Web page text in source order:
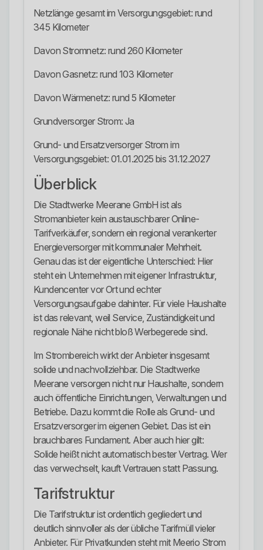
Netzlänge gesamt im Versorgungsgebiet: rund
345 Kilometer
Davon Stromnetz: rund 260 Kilometer
Davon Gasnetz: rund 103 Kilometer
Davon Wärmenetz: rund 5 Kilometer
Grundversorger Strom: Ja
Grund- und Ersatzversorger Strom im
Versorgungsgebiet: 01.01.2025 bis 31.12.2027
Überblick
Die Stadtwerke Meerane GmbH ist als
Stromanbieter kein austauschbarer Online-
Tarifverkäufer, sondern ein regional verankerter
Energieversorger mit kommunaler Mehrheit.
Genau das ist der eigentliche Unterschied: Hier
steht ein Unternehmen mit eigener Infrastruktur,
Kundencenter vor Ort und echter
Versorgungsaufgabe dahinter. Für viele Haushalte
ist das relevant, weil Service, Zuständigkeit und
regionale Nähe nicht bloß Werbegerede sind.
Im Strombereich wirkt der Anbieter insgesamt
solide und nachvollziehbar. Die Stadtwerke
Meerane versorgen nicht nur Haushalte, sondern
auch öffentliche Einrichtungen, Verwaltungen und
Betriebe. Dazu kommt die Rolle als Grund- und
Ersatzversorger im eigenen Gebiet. Das ist ein
brauchbares Fundament. Aber auch hier gilt:
Solide heißt nicht automatisch bester Vertrag. Wer
das verwechselt, kauft Vertrauen statt Passung.
Tarifstruktur
Die Tarifstruktur ist ordentlich gegliedert und
deutlich sinnvoller als der übliche Tarifmüll vieler
Anbieter. Für Privatkunden steht mit Meerio Strom